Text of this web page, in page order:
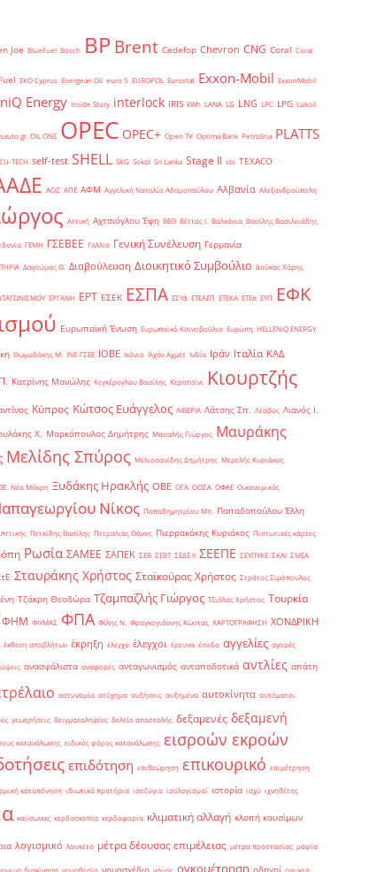
Joe BlueFuel Bosch BPBrent Cedefop Chevron CNG Coral Coral
EKO Cyprus Energean Oil euro 5 EUROPOL Eurostat Exxon-Mobil ExxonMobil
Energy Inside Story interlock IRIS kWh LANA LG LNG LPC LPG Lukoil
OIL ONE OPEC OPEC+ Open TV Optima Bank Petrolina PLATTS
TECH self-test SHELL SKG Sokol Sri Lanka Stage II sts TEXACO
ΑΟΖ ΑΠΕ ΑΦΜ Αγγελική Ναταλία Αδαμοπούλου Αλβανία Αλεξανδρούπολη
Αττική Αχτσιόγλου Έφη ΒΕΘ Βέττας Ι. Βαλκάνια Βασίλης Βασιλειάδης
ΓΕΜΗ ΓΣΕΒΕΕ Γαλλία Γενική Συνέλευση Γερμανία
Δαγούμας Θ. Διαβούλευση Διοικητικό Συμβούλιο Δούκας Χάρης
ΕΡΓΑΝΗ ΕΡΤ ΕΣΕΚ ΕΣΠΑ ΕΣΥΔ ΕΤΕΑΕΠ ΕΤΕΚΑ ΕΤΕπ ΕΥΠ ΕΦΚ
Ευρωπαϊκή Ένωση Ευρωπαϊκό Κοινοβούλιο Ευρώπη ΗELLENiQ ENERGY
Θωμαδάκης Μ. ΙΝΕ-ΓΣΕΕ ΙΟΒΕ Ικόνιο Ιλχάν Αχμέτ Ινδία Ιράν Ιταλία ΚΑΔ
Κατρίνης Μανώλης Κεγκέρογλου Βασίλης Κερατσίνι
Κιουρτζής
Κύπρος Κώτσος Ευάγγελος ΛΙΒΕΡΙΑ Λάτσης Σπ. Λέσβος Λιανός Ι.
Χ. Μαρκόπουλος Δημήτρης Μασαλής Γιώργος Μαυράκης
Μελίδης Σπύρος Μελισσανίδης Δημήτρης Μερελής Κυριάκος
Νέα Μάκρη Ξυδάκης Ηρακλής ΟΒΕ ΟΓΑ ΟΟΣΑ ΟΦΑΕ Οικονομικός
Νίκος Παπαδημητρίου Μπ. Παπαδοπούλου Έλλη
Πετκίδης Βασίλης Πετραλιάς Θάνος Πιερρακάκης Κυριάκος Πιστωτικές κάρτες
Ρωσία ΣΑΜΕΕ ΣΑΠΕΚ ΣΕΒ ΣΕΒΤ ΣΕΔΕ ΙΙ ΣΕΕΠΕ ΣΕΥΠΥΚΕ ΣΚΑΙ ΣΜΕΑ
Σταυράκης Χρήστος Σταϊκούρας Χρήστος Στράτος Σιμόπουλος
Τζάκρη Θεοδώρα Τζαμπαζλής Γιώργος Τζιόλας Χρήστος Τουρκία
ΦΗΜ ΦΗΜΑΣ ΦΠΑ Φίλης Ν. Φραγκογιάννης Κώστας ΧΑΡΤΟΓΡΑΦΗΣΗ ΧΟΝΔΡΙΚΗ
έκθεση αποβλήτων έκρηξη έλεγχο έλεγχοι έρευνα έσοδα αγγελίες αγορές
ανασφάλιστα αναφορές ανταγωνισμός ανταποδοτικά αντλίες απάτη
αστυνομία ατύχημα αυξήσεις αυξημένα αυτοκίνητα αυτόματοι
γεωτρήσεις δειγματοληψίες δελτίο αποστολής δεξαμενές δεξαμενή
κατανάλωσης ειδικός φόρος κατανάλωσης εισροών εκροών
επιδότηση επιθεώρηση επικουρικό επιμέτρηση
καταπόνηση ιδιωτικά πρατήρια ισοζύγιο ισολογισμοί ιστορία ισχύ ιχνηθέτης
καύσωνας κερδοσκοπία κερδοφορία κλιματική αλλαγή κλοπή καυσίμων
λογισμικό λουκέτο μέτρα δέουσας επιμέλειας μέτρα προστασίας μαφία
διακίνηση νομοθεσία νόμος ογκομέτρηση ορυκτά